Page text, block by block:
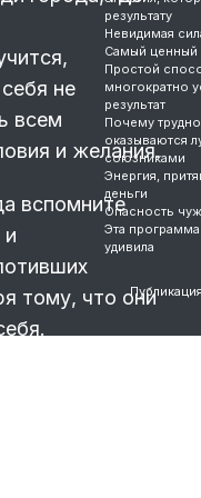
не
всем
и желания.
вспомните
и
тому, что они
результату
Невидимая
Самый ценный
Простой
многократно
результат
Почему
оказываются
союзниками
Энергия,
деньги
Опасность
Эта
удивила